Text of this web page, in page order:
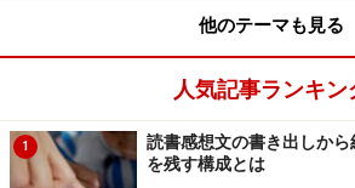
「とめ」「はね」「はらい」など
（報告）」には、以下のように明記さ
「長短、方向、接触の有無、はらう
いはあっても、骨組みは共通してい
他のテーマも見る
人気記事ランキン
1
読書感想文の書き出しか
を残す構成とは